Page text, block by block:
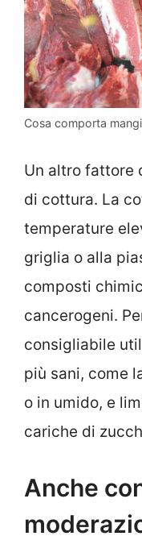
Cosa comporta
Un altro fattore
di cottura. La
temperature
griglia o alla
composti
cancerogeni.
consigliabile
più sani, come
o in umido, e
cariche di
Anche